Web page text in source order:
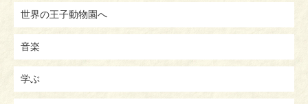
世界の王子動物園へ
音楽
学ぶ